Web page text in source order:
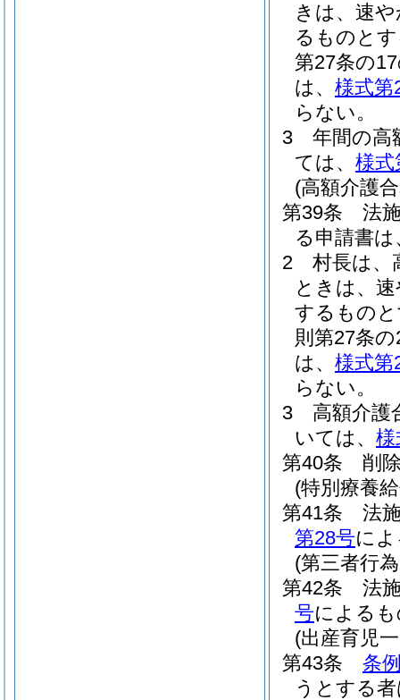
きは、速
るものと
第27条の
は、 様式第
らない。
3
年間の高
ては、 様式
(高額介護
第39条
法
る申請書は
2
村長は、
ときは、
するもの
則第27条
は、 様式第
らない。
3
高額介護
いては、 様
第40条
削
(特別療養
第41条
法
第28号に
(第三者行
第42条
法
号による
(出産育児
第43条
条
うとする